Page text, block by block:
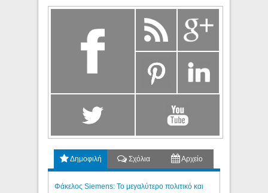
Δημοφιλή Σχόλια Αρχείο
Φάκελος Siemens: Το μεγαλύτερο πολιτικό και